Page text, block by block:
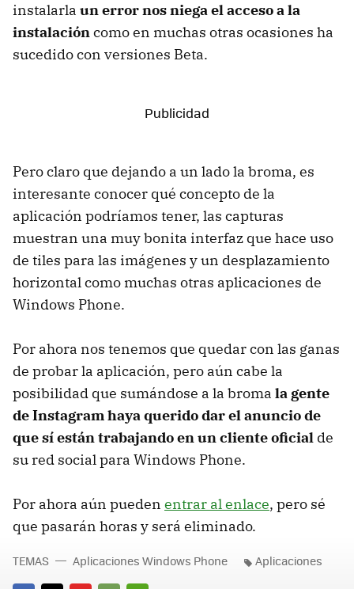
instalarla un error nos niega el acceso a la
instalacióncomo en muchas otras ocasiones ha
sucedido con versiones Beta.
Pero claro que dejando a un lado la broma, es
interesante conocer qué concepto de la
aplicación podríamos tener, las capturas
muestran una muy bonita interfaz que hace uso
de tiles para las imágenes y un desplazamiento
horizontal como muchas otras aplicaciones de
Windows Phone.
Por ahora nos tenemos que quedar con las ganas
de probar la aplicación, pero aún cabe la
posibilidad que sumándose a la broma la gente
de Instagram haya querido dar el anuncio de
que sí están trabajando en un cliente oficial de
su red social para Windows Phone.
Por ahora aún pueden entrar al enlace, pero sé
que pasarán horas y será eliminado.
TEMAS Aplicaciones Windows Phone Aplicaciones